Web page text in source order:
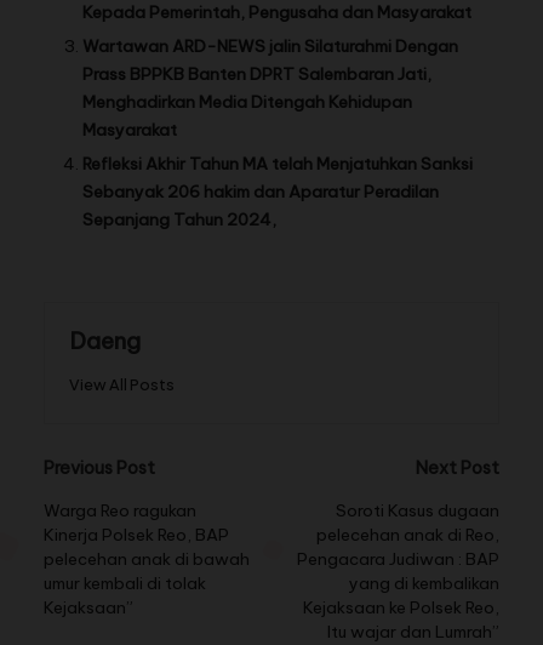
Kepada Pemerintah, Pengusaha dan Masyarakat
Wartawan ARD-NEWS jalin Silaturahmi Dengan
Prass BPPKB Banten DPRT Salembaran Jati,
Menghadirkan Media Ditengah Kehidupan
Masyarakat
Refleksi Akhir Tahun MA telah Menjatuhkan Sanksi
Sebanyak 206 hakim dan Aparatur Peradilan
Sepanjang Tahun 2024,
Daeng
View All Posts
Previous Post
Warga Reo ragukan
Kinerja Polsek Reo, BAP
pelecehan anak di bawah
umur kembali di tolak
Kejaksaan”
Next Post
Soroti Kasus dugaan
pelecehan anak di Reo,
Pengacara Judiwan : BAP
yang di kembalikan
Kejaksaan ke Polsek Reo,
Itu wajar dan Lumrah”